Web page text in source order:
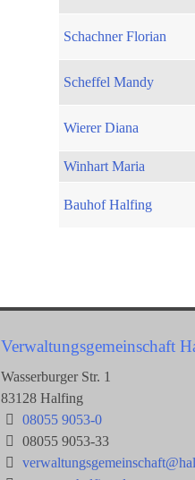
Schachner Florian
Scheffel Mandy
Wierer Diana
Winhart Maria
Bauhof Halfing
Verwaltungsgemeinschaft
Wasserburger Str. 1
83128 Halfing
08055 9053-0
08055 9053-33